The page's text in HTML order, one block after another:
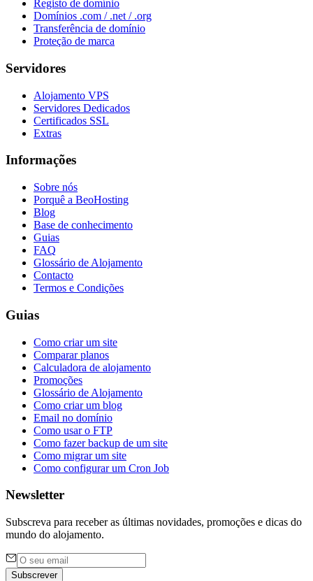
Registo de domínio
Domínios .com / .net / .org
Transferência de domínio
Proteção de marca
Servidores
Alojamento VPS
Servidores Dedicados
Certificados SSL
Extras
Informações
Sobre nós
Porquê a BeoHosting
Blog
Base de conhecimento
Guias
FAQ
Glossário de Alojamento
Contacto
Termos e Condições
Guias
Como criar um site
Comparar planos
Calculadora de alojamento
Promoções
Glossário de Alojamento
Como criar um blog
Email no domínio
Como usar o FTP
Como fazer backup de um site
Como migrar um site
Como configurar um Cron Job
Newsletter
Subscreva para receber as últimas novidades, promoções e dicas do
mundo do alojamento.
Subscrever